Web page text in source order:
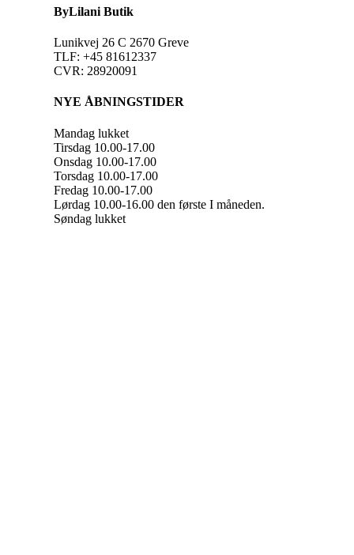
ByLilani Butik
Lunikvej 26 C 2670 Greve
TLF: +45 81612337
CVR: 28920091
NYE ÅBNINGSTIDER
Mandag lukket
Tirsdag 10.00-17.00
Onsdag 10.00-17.00
Torsdag 10.00-17.00
Fredag 10.00-17.00
Lørdag 10.00-16.00 den første I måneden.
Søndag lukket